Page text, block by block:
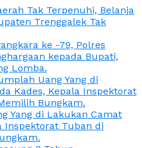
Tak Terpenuhi, Belanja
Trenggalek Tak
ke -79, Polres
kepada Bupati,
Lomba.
Uang Yang di
Kades, Kepala Inspektorat
Bungkam.
Yang di Lakukan Camat
Inspektorat Tuban di